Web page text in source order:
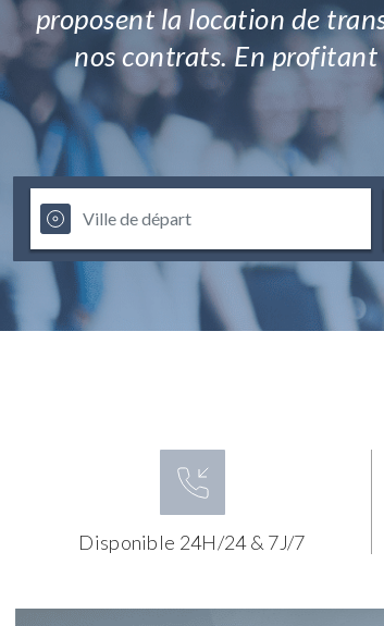
proposent la location de
nos contrats. En profitant
Disponible 24H/24 & 7J/7